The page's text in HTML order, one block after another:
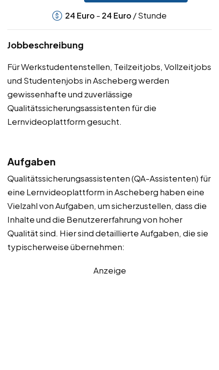
24 Euro - 24 Euro / Stunde
Jobbeschreibung
Für Werkstudentenstellen, Teilzeitjobs, Vollzeitjobs
und Studentenjobs in Ascheberg werden
gewissenhafte und zuverlässige
Qualitätssicherungsassistenten für die
Lernvideoplattform gesucht.
Aufgaben
Qualitätssicherungsassistenten (QA-Assistenten) für
eine Lernvideoplattform in Ascheberg haben eine
Vielzahl von Aufgaben, um sicherzustellen, dass die
Inhalte und die Benutzererfahrung von hoher
Qualität sind. Hier sind detaillierte Aufgaben, die sie
typischerweise übernehmen:
Anzeige